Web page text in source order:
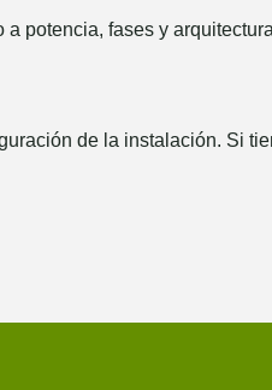
potencia, fases y
de la instalación. Si